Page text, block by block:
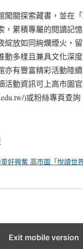
闖關探索藏書，並在
，累積專屬的閱讀記
綻放如同絢爛煙火，
動多樣且兼具文化深
亦有豐富精彩活動陸
活動資訊可上高市圖
)或粉絲專頁查詢
好興奮 高市圖「悅讀世
Exit mobile version